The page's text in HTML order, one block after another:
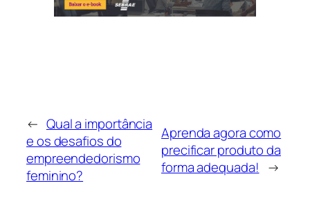
← Qual a importância
e os desafios do
empreendedorismo
feminino?
Aprenda agora como
precificar produto da
forma adequada! →